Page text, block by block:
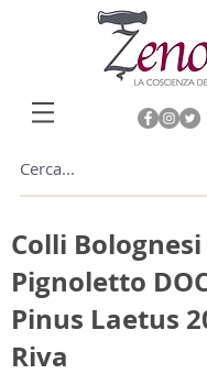
Colli Bolognesi
Pignoletto
Pinus Laetus
Riva